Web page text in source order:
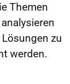
Themen
zu
werden.